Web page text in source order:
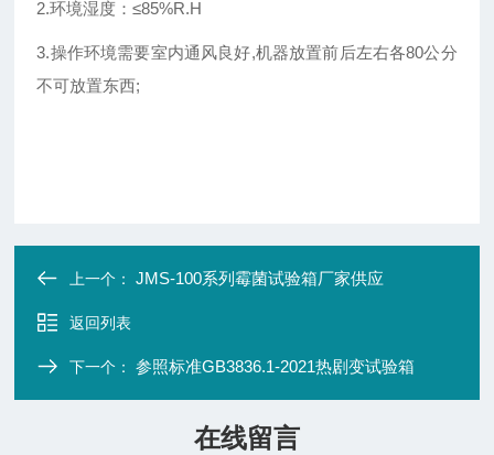
2.环境湿度：≤85%R.H
3.操作环境需要室内通风良好,机器放置前后左右各80公分
不可放置东西;
上一个：JMS-100系列霉菌试验箱厂家供应
返回列表
下一个：参照标准GB3836.1-2021热剧变试验箱
在线留言